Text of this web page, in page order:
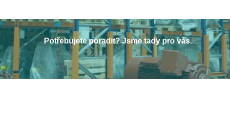
Potřebujete poradit? Jsme tady pro vás.